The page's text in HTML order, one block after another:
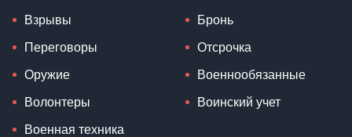
Взрывы
Переговоры
Оружие
Волонтеры
Военная техника
Бронь
Отсрочка
Военнообязанные
Воинский учет